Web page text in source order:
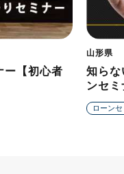
ー【初心者
山形県
知らな
ンセ
ローン